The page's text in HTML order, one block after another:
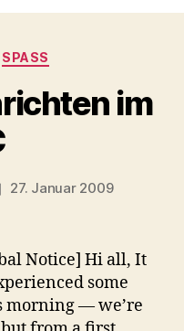
SPASS
im
27. Januar 2009
Notice] Hi all, It
some
morning — we’re